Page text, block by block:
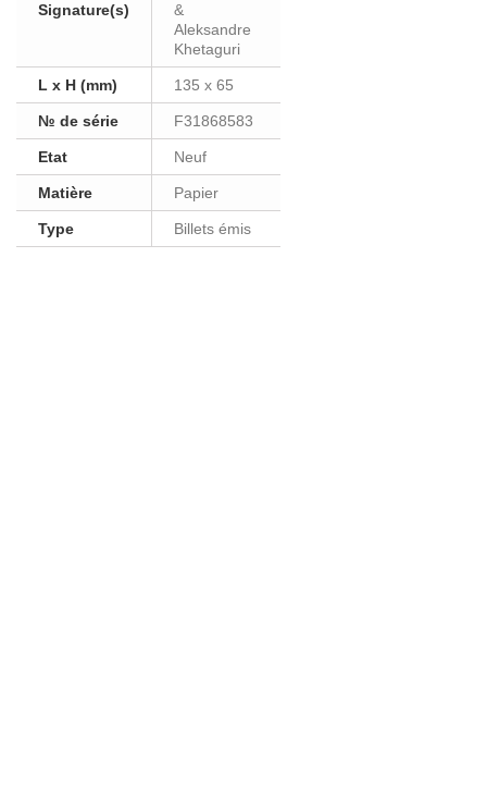
Signature(s)
&
Aleksandre
Khetaguri
L x H (mm) 135 x 65
№ de série F31868583
Etat Neuf
Matière Papier
Type Billets émis